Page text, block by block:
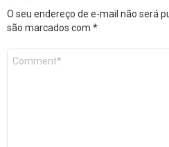
O seu endereço de e-mail não será
são marcados com *
Comentário